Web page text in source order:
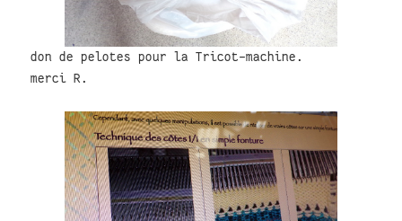
don de pelotes pour la Tricot-machine.
merci R.